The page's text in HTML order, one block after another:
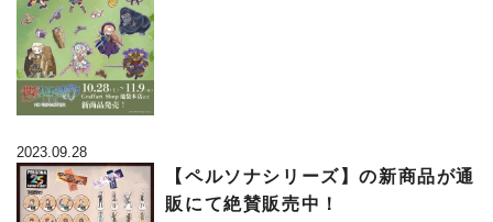
2023.09.28
【ペルソナシリーズ】の新商品が通
販にて絶賛販売中！